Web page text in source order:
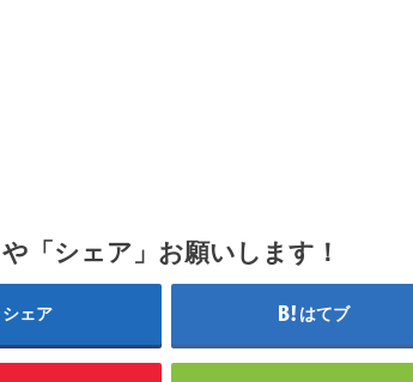
「シェア」お願いします！
シェア はてブ